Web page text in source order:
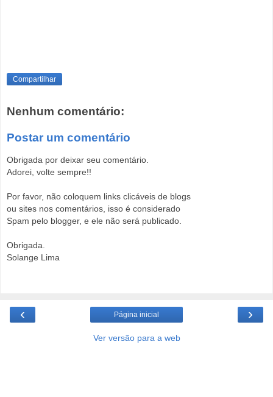
Compartilhar
Nenhum comentário:
Postar um comentário
Obrigada por deixar seu comentário.
Adorei, volte sempre!!
Por favor, não coloquem links clicáveis de blogs
ou sites nos comentários, isso é considerado
Spam pelo blogger, e ele não será publicado.
Obrigada.
Solange Lima
‹ ›
Página inicial
Ver versão para a web